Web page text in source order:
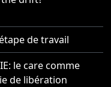
de travail
le care comme
de libération